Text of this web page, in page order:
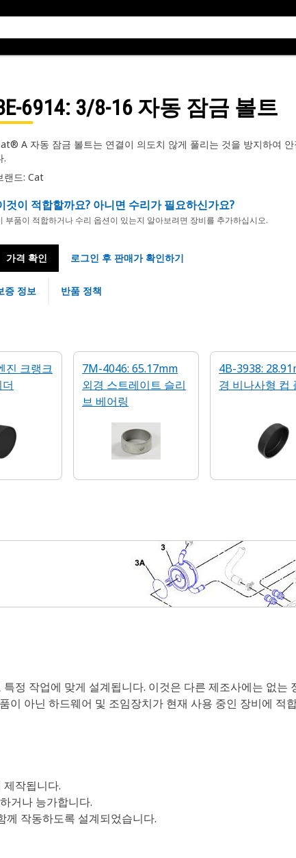
6914: 3/8-16 자동 잠금 볼트
A 자동 잠금 볼트는 연결이 의도치 않게 풀리는 것을 방지하여
.
랜드: Cat
것이 적합할까요? 아니면 수리가 필요하신가요?
부품이 적합하거나 수리 옵션이 있는지 알아보려면 장비를 추가하십시오.
가격 확인 로그인 후 판매가 확인하기
증 정보 반품 정책
진 크랭크
7M-4046: 65.17mm
외경 스트레이트 슬리
브 베어링
4B-3938:
경 비나사형 컵
정 작업에 맞게 설계됩니다. 이것은 다른 제조사에는 없는
아닌 하드웨어 및 조임장치가 현재 사용 중인 장비에 적
작됩니다.
거나 능가합니다.
께 작동하도록 설계되었습니다.